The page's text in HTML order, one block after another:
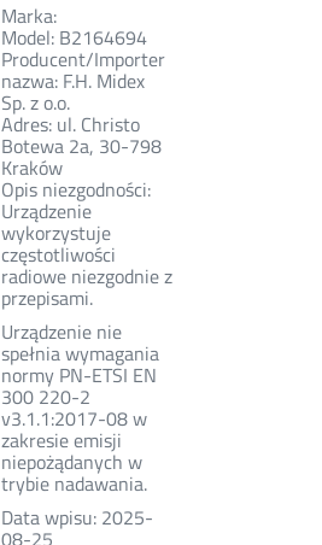
Marka:
Model: B2164694
Producent/Importer
nazwa: F.H. Midex
Sp. z o.o.
Adres: ul. Christo
Botewa 2a, 30-798
Kraków
Opis niezgodności:
Urządzenie
wykorzystuje
częstotliwości
radiowe niezgodnie z
przepisami.
Urządzenie nie
spełnia wymagania
normy PN-ETSI EN
300 220-2
v3.1.1:2017-08 w
zakresie emisji
niepożądanych w
trybie nadawania.
Data wpisu: 2025-
08-25